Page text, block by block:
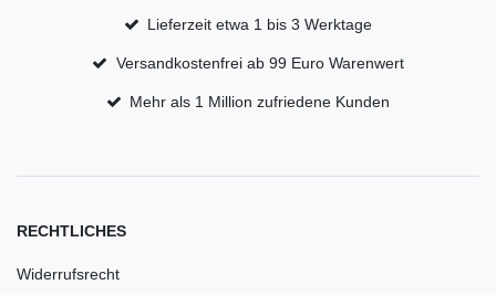
Lieferzeit etwa 1 bis 3 Werktage
Versandkostenfrei ab 99 Euro Warenwert
Mehr als 1 Million zufriedene Kunden
RECHTLICHES
Widerrufsrecht